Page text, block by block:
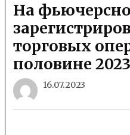
На
торговых
половине
16.07.2023